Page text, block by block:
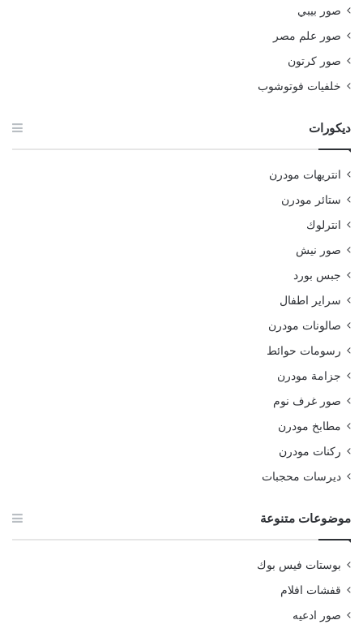
صور بيبي
صور علم مصر
صور كرتون
خلفيات فوتوشوب
ديكورات
انتريهات مودرن
ستائر مودرن
انترلوك
صور نيش
جبس بورد
سراير اطفال
صالونات مودرن
رسومات حوائط
جزامة مودرن
صور غرف نوم
مطابخ مودرن
ركنات مودرن
ديرسات محجبات
موضوعات متنوعة
بوستات فيس بوك
قفشات افلام
صور ادعيه